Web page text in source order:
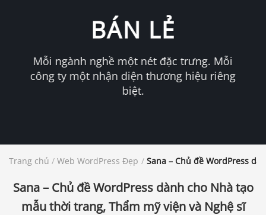
BÁN LẺ
Mỗi ngành nghề một nét đặc trưng. Mỗi
công ty một nhận diện thương hiệu riêng
biệt.
Trang chủ / Web WordPress Đẹp / Sana – Chủ đề WordPress
Sana – Chủ đề WordPress dành cho Nhà tạo
mẫu thời trang, Thẩm mỹ viện và Nghệ sĩ